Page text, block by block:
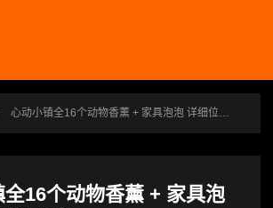
心动小镇全16个动物香薰 + 家具泡泡 详细位置攻略
全16个动物香薰 + 家具泡